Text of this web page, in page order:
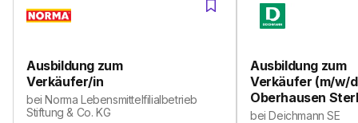
Ausbildung zum
Verkäufer/in
beiNorma Lebensmittelfilialbetrieb
Stiftung & Co. KG
Ausbildung zum
Verkäufer (m/w/
Oberhausen
beiDeichmann SE